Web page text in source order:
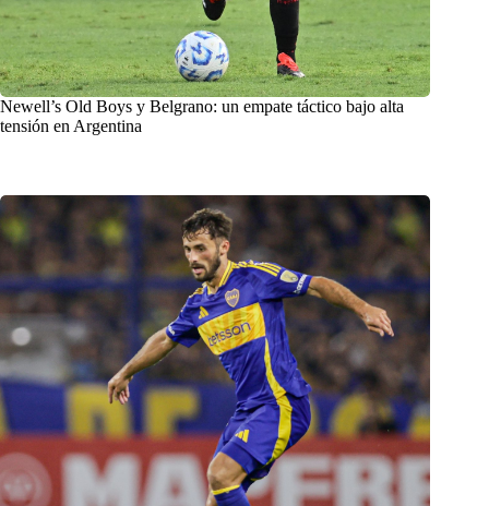
Newell’s Old Boys y Belgrano: un empate táctico bajo alta
tensión en Argentina